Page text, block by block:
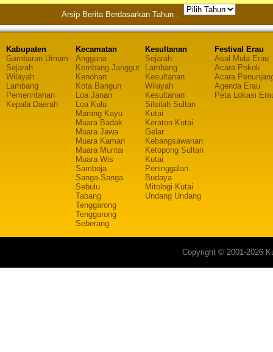
Arsip Berita Berdasarkan Tahun :
Kabupaten
Gambaran Umum
Sejarah
Wilayah
Lambang
Pemerintahan
Kepala Daerah
Kecamatan
Anggana
Kembang Janggut
Kenohan
Kota Bangun
Loa Janan
Loa Kulu
Marang Kayu
Muara Badak
Muara Jawa
Muara Kaman
Muara Muntai
Muara Wis
Samboja
Sanga-Sanga
Sebulu
Tabang
Tenggarong
Tenggarong
Seberang
Kesultanan
Sejarah
Lambang
Kesultanan
Wilayah
Kesultanan
Silsilah Sultan
Kutai
Keraton Kutai
Gelar
Kebangsawanan
Ketopong Sultan
Kutai
Peninggalan
Budaya
Mitologi Kutai
Undang Undang
Festival Erau
Asal Mula Erau
Acara Pokok
Acara
Agenda Erau
Peta Lokasi
Copyright © 2001-2026